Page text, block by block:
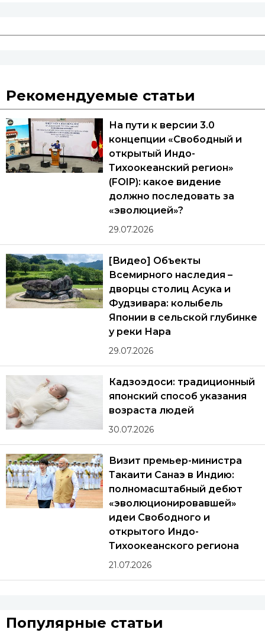
Рекомендуемые статьи
На пути к версии 3.0
концепции «Свободный и
открытый Индо-
Тихоокеанский регион»
(FOIP): какое видение
должно последовать за
«эволюцией»?
29.07.2026
[Видео] Объекты
Всемирного наследия –
дворцы столиц Асука и
Фудзивара: колыбель
Японии в сельской глубинке
у реки Нара
29.07.2026
Кадзоэдоси: традиционный
японский способ указания
возраста людей
30.07.2026
Визит премьер-министра
Такаити Санаэ в Индию:
полномасштабный дебют
«эволюционировавшей»
идеи Свободного и
открытого Индо-
Тихоокеанского региона
21.07.2026
Популярные статьи